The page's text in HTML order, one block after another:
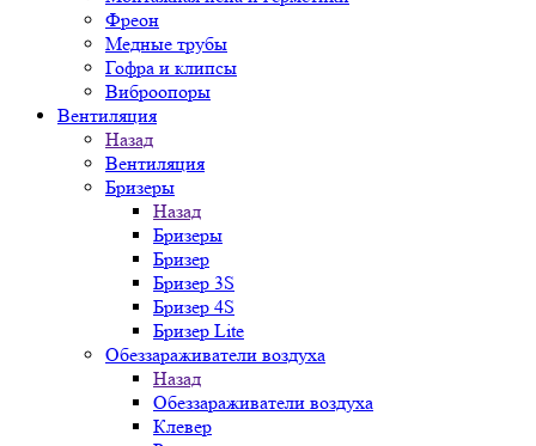
Фреон
Медные трубы
Гофра и клипсы
Виброопоры
Вентиляция
Назад
Вентиляция
Бризеры
Назад
Бризеры
Бризер
Бризер 3S
Бризер 4S
Бризер Lite
Обеззараживатели воздуха
Назад
Обеззараживатели воздуха
Клевер